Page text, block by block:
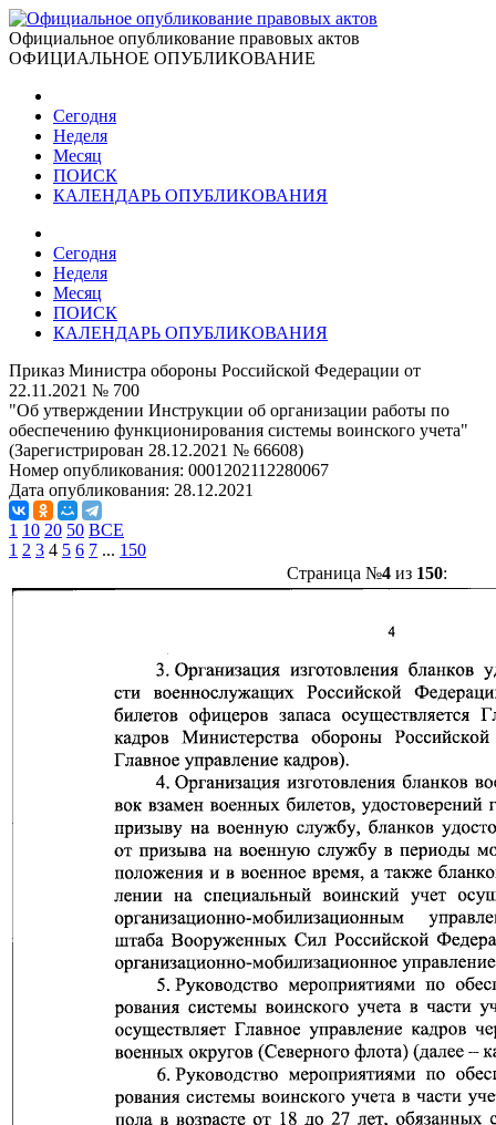
Официальное опубликование правовых актов
ОФИЦИАЛЬНОЕ ОПУБЛИКОВАНИЕ
Сегодня
Неделя
Месяц
ПОИСК
КАЛЕНДАРЬ ОПУБЛИКОВАНИЯ
Сегодня
Неделя
Месяц
ПОИСК
КАЛЕНДАРЬ ОПУБЛИКОВАНИЯ
Приказ Министра обороны Российской Федерации от
22.11.2021 № 700
"Об утверждении Инструкции об организации работы по
обеспечению функционирования системы воинского учета"
(Зарегистрирован 28.12.2021 № 66608)
Номер опубликования: 0001202112280067
Дата опубликования: 28.12.2021
1 10 20 50 ВСЕ
1 2 3 4 5 6 7 ... 150
Страница №4из 150: